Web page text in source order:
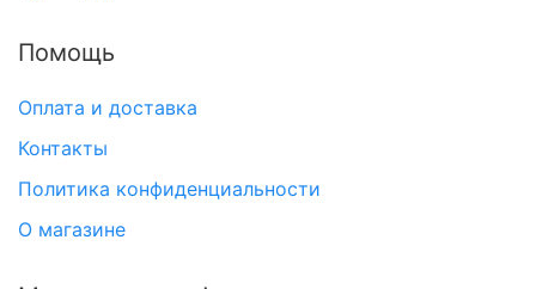
Помощь
Оплата и доставка
Контакты
Политика конфиденциальности
О магазине